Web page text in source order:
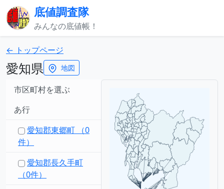
底値調査隊
みんなの底値帳！
← トップページ
愛知県 地図
市区町村を選ぶ
あ行
愛知郡東郷町 （0
件）
愛知郡長久手町
（0件）